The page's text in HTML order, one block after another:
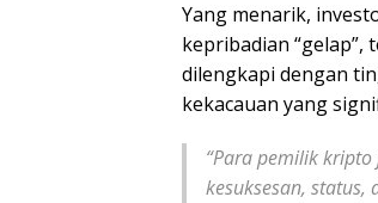
Yang menarik,
kepribadian “gelap”,
dilengkapi dengan
kekacauan yang
“Para pemilik
kesuksesan,